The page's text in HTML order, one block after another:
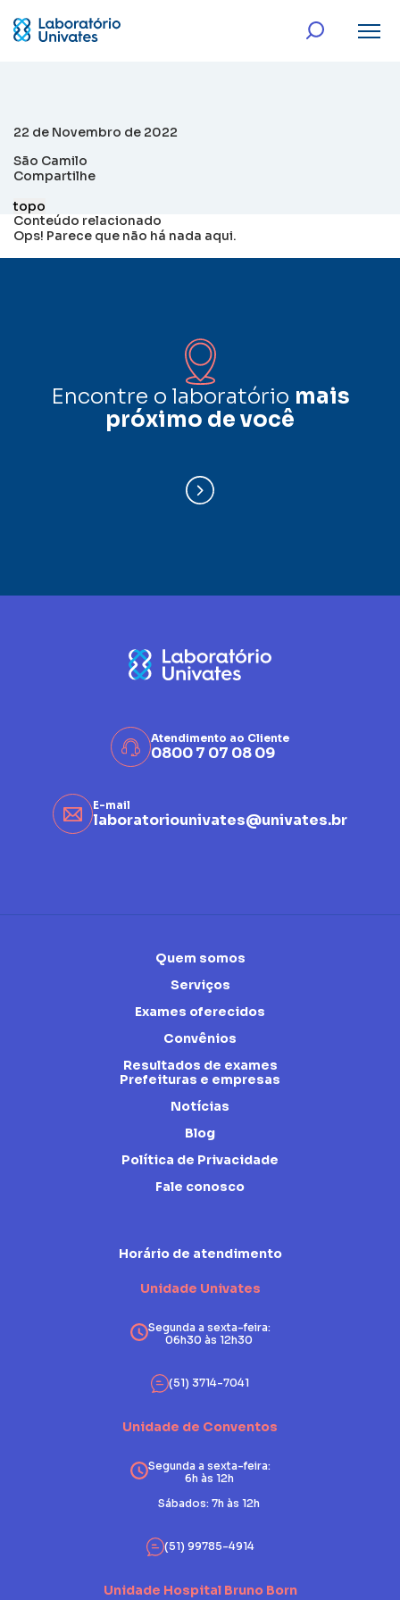
22 de Novembro de 2022
São Camilo
Compartilhe
topo
Conteúdo relacionado
Ops! Parece que não há nada aqui.
Encontre o laboratório mais
próximo de você
Atendimento ao Cliente
0800 7 07 08 09
E-mail
laboratoriounivates@univates.br
Quem somos
Serviços
Exames oferecidos
Convênios
Resultados de exames
Prefeituras e empresas
Notícias
Blog
Política de Privacidade
Fale conosco
Horário de atendimento
Unidade Univates
Segunda a sexta-feira:
06h30 às 12h30
(51) 3714-7041
Unidade de Conventos
Segunda a sexta-feira:
6h às 12h
Sábados: 7h às 12h
(51) 99785-4914
Unidade Hospital Bruno Born